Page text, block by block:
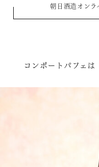
朝日酒造オンラ
コンポートパフェは